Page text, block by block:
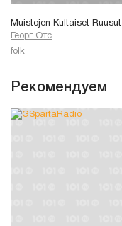
Muistojen Kultaiset Ruusut
Георг Отс
folk
Рекомендуем